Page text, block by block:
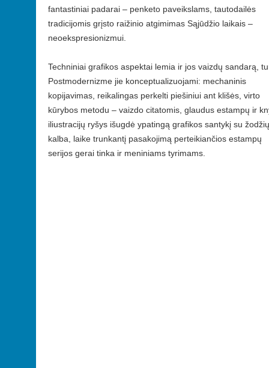
fantastiniai padarai – penketo paveikslams, tautodailės
tradicijomis grįsto raižinio atgimimas Sąjūdžio laikais –
neoekspresionizmui.
Techniniai grafikos aspektai lemia ir jos vaizdų sandarą,
Postmodernizme jie konceptualizuojami: mechaninis
kopijavimas, reikalingas perkelti piešiniui ant klišės, virto
kūrybos metodu – vaizdo citatomis, glaudus estampų ir
iliustracijų ryšys išugdė ypatingą grafikos santykį su žodžių
kalba, laike trunkantį pasakojimą perteikiančios estampų
serijos gerai tinka ir meniniams tyrimams.